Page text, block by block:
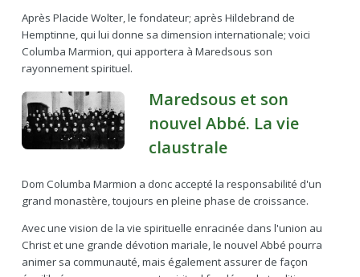
Après Placide Wolter, le fondateur; après Hildebrand de
Hemptinne, qui lui donne sa dimension internationale; voici
Columba Marmion, qui apportera à Maredsous son
rayonnement spirituel.
Maredsous et son
nouvel Abbé. La vie
claustrale
Dom Columba Marmion a donc accepté la responsabilité d'un
grand monastère, toujours en pleine phase de croissance.
Avec une vision de la vie spirituelle enracinée dans l'union au
Christ et une grande dévotion mariale, le nouvel Abbé pourra
animer sa communauté, mais également assurer de façon